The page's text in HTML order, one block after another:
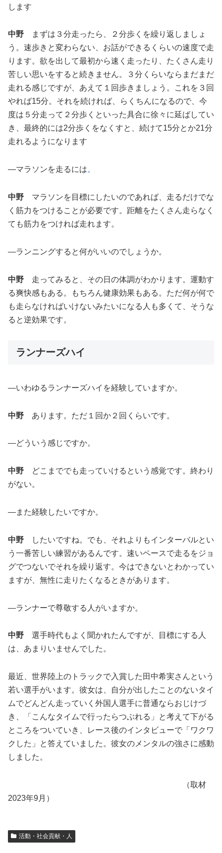
します
中野 まずは３分走ったら、２分歩くを繰り返しましょ
う。速歩きと変わらない、お話ができるくらいの速度で走
ります。欲を出して最初から速く走ったり、たくさん走り
苦しい思いをすると続きません。３分くらいならまだまだ
走れる感じですが、あえて１回歩きましょう。これを３回
やれば15分。それを続ければ、らくちんになるので、今
度は５分走って２分歩くといった具合に徐々に延ばしてい
き、最終的には2分歩くをなくすと、続けて15分とか21分
走れるようになります
―マラソンを走るには。
中野 マラソンを目標にしたいのであれば、走るだけでな
く筋力をつけることが必要です。距離をたくさん走らなく
ても筋力をつければ走れます。
―ランニングすると何がいいのでしょうか。
中野 走ってみると、その日の体調がわかります。運動す
る爽快感もある。もちろん健康効果もある。ただ何が何で
も走らなければいけないみたいになる人も多くて、そうな
ると逆効果です。
ランナーズハイ
―いわゆるランナーズハイを経験していますか。
中野 あります。ただ１回か２回くらいです。
―どういう感じですか。
中野 どこまででも走っていけるという感覚です。終わり
がない。
―また経験したいですか。
中野 したいですね。でも、それよりもインターバルとい
う一番苦しい練習があるんです。速いペースで走るをジョ
グでつないでそれを繰り返す。今はできないとわかってい
ますが、無性に走りたくなるときがあります。
―ランナーで尊敬する人がいますか。
中野 選手時代もよく聞かれたんですが、目標にする人
は、あまりいませんでした。
最近、世界陸上のトラックで入賞した田中希実さんという
若い選手がいます。彼女は、自分が出したことのないタイ
ムでどんどん走っていく外国人選手に普通ならおじけづ
き、「こんなタイムで行ったらつぶれる」と考えて下がる
ところをついていき、レース後のインタビューで「ワクワ
クした」と答えていました。彼女のメンタルの強さに感動
しました。
（取材
2023年9月）
活動・社会貢献・人